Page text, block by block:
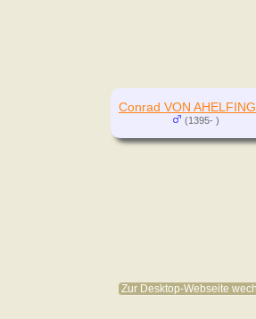
Conrad VON
(1395- )
Zur Desktop-Webseite